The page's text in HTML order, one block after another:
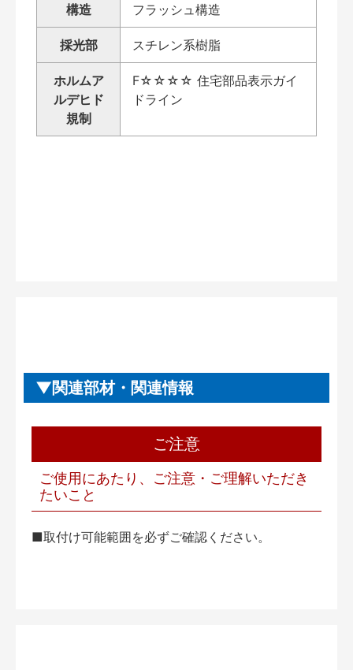
構造 フラッシュ構造
採光部 スチレン系樹脂
ホルムア
ルデヒド
規制
F☆☆☆☆ 住宅部品表示ガイ
ドライン
関連部材・関連情報
ご注意
ご使用にあたり、ご注意・ご理解いただき
たいこと
■取付け可能範囲を必ずご確認ください。